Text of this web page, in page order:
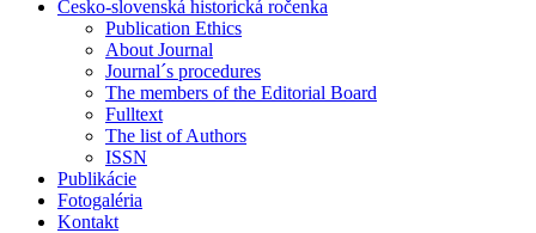
Česko-slovenská historická ročenka
Publication Ethics
About Journal
Journal´s procedures
The members of the Editorial Board
Fulltext
The list of Authors
ISSN
Publikácie
Fotogaléria
Kontakt